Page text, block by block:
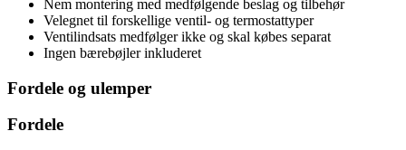
Nem montering med medfølgende beslag og tilbehør
Velegnet til forskellige ventil- og termostattyper
Ventilindsats medfølger ikke og skal købes separat
Ingen bærebøjler inkluderet
Fordele og ulemper
Fordele